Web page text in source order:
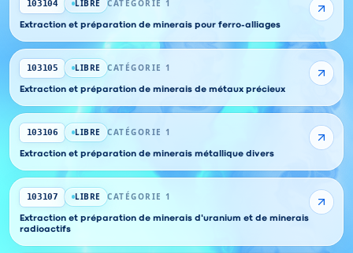
103104 LIBRE CATÉGORIE 1
Extraction et préparation de minerais pour ferro-alliages
103105 LIBRE CATÉGORIE 1
Extraction et préparation de minerais de métaux précieux
103106 LIBRE CATÉGORIE 1
Extraction et préparation de minerais métallique divers
103107 LIBRE CATÉGORIE 1
Extraction et préparation de minerais d'uranium et de minerais
radioactifs